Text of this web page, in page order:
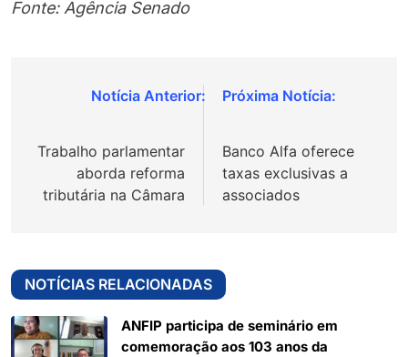
Fonte: Agência Senado
Navegação
Post
Trabalho parlamentar
aborda reforma
tributária na Câmara
Banco Alfa oferece
taxas exclusivas a
associados
NOTÍCIAS RELACIONADAS
ANFIP participa de seminário em
comemoração aos 103 anos da